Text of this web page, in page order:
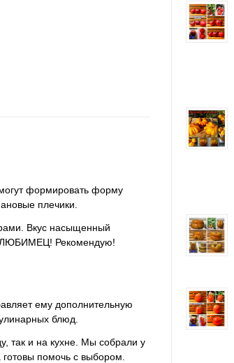
формировать форму
плечики.
Вкус насыщенный
ЛЮБИМЕЦ! Рекомендую!
ему дополнительную
блюд.
так и на кухне. Мы собрали у
помочь с выбором.